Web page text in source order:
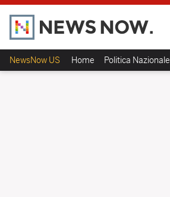
NewsNow US Home Politica Nazionale